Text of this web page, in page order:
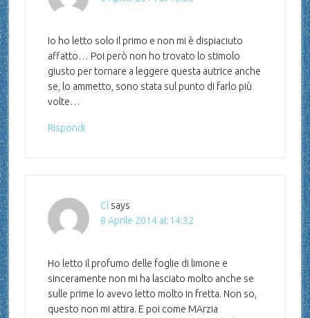
Io ho letto solo il primo e non mi è dispiaciuto
affatto… Poi però non ho trovato lo stimolo
giusto per tornare a leggere questa autrice anche
se, lo ammetto, sono stata sul punto di farlo più
volte…
Rispondi
Cì says
8 Aprile 2014 at 14:32
Ho letto il profumo delle foglie di limone e
sinceramente non mi ha lasciato molto anche se
sulle prime lo avevo letto molto in fretta. Non so,
questo non mi attira. E poi come MArzia